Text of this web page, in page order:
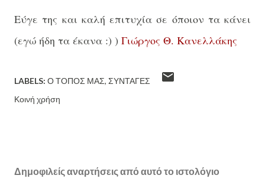
Εύγε της και καλή επιτυχία σε όποιον τα κάνει
(εγώ ήδη τα έκανα :) ) Γιώργος Θ. Κανελλάκης
LABELS: Ο ΤΌΠΟΣ ΜΑΣ ΣΥΝΤΑΓΈΣ
Κοινή χρήση
Δημοφιλείς αναρτήσεις από αυτό το ιστολόγιο